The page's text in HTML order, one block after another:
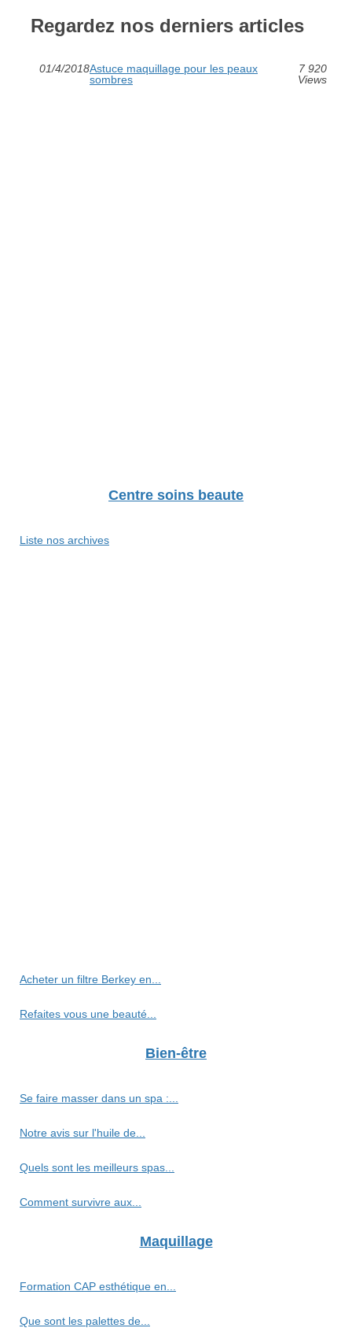
Regardez nos derniers articles
01/4/2018Astuce maquillage pour les peaux
sombres
7 920
Views
Centre soins beaute
Liste nos archives
Acheter un filtre Berkey en...
Refaites vous une beauté...
Bien-être
Se faire masser dans un spa :...
Notre avis sur l'huile de...
Quels sont les meilleurs spas...
Comment survivre aux...
Maquillage
Formation CAP esthétique en...
Que sont les palettes de...